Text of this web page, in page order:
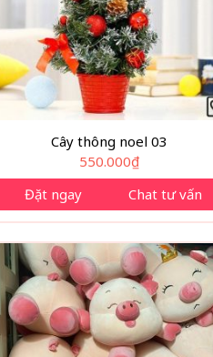
Cây thông noel 03
550.000₫
Đặt ngay
Chat tư vấn